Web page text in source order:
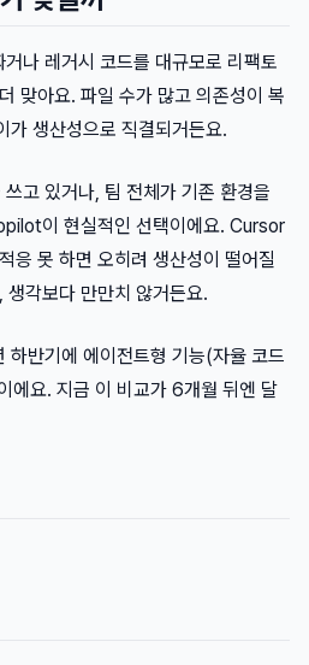
나 레거시 코드를 대규모로 리팩토
맞아요. 파일 수가 많고 의존성이 복
가 생산성으로 직결되거든요.
고 있거나, 팀 전체가 기존 환경을
이 현실적인 선택이에요. Cursor
응 못 하면 오히려 생산성이 떨어질
각보다 만만치 않거든요.
반기에 에이전트형 기능(자율 코드
에요. 지금 이 비교가 6개월 뒤엔 달